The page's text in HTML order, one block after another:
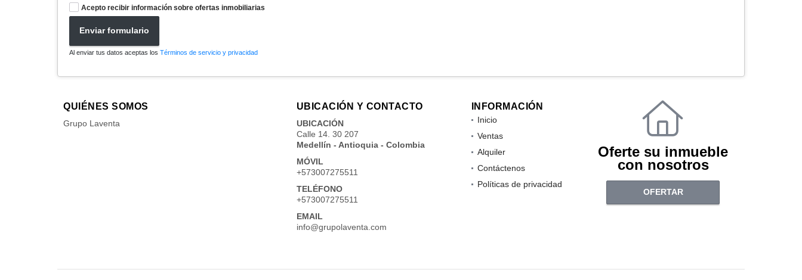
Acepto recibir información sobre ofertas inmobiliarias
Enviar formulario
Al enviar tus datos aceptas los Términos de servicio y privacidad
QUIÉNES SOMOS
Grupo Laventa
UBICACIÓN Y CONTACTO
UBICACIÓN
Calle 14. 30 207
Medellín - Antioquia - Colombia
MÓVIL
+573007275511
TELÉFONO
+573007275511
EMAIL
info@grupolaventa.com
INFORMACIÓN
Inicio
Ventas
Alquiler
Contáctenos
Políticas de privacidad
Oferte su inmueble
con nosotros
OFERTAR